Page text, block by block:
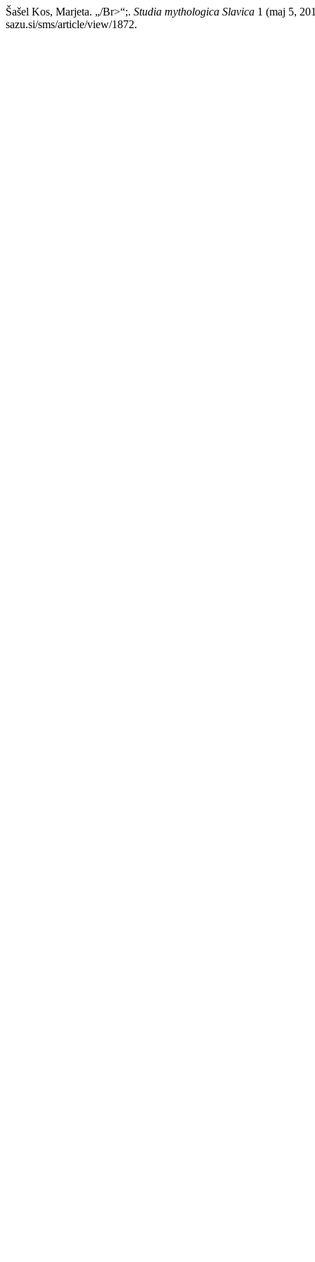
Šašel Kos, Marjeta. „/Br>“;. Studia mythologica Slavica 1 (maj 5,
sazu.si/sms/article/view/1872.